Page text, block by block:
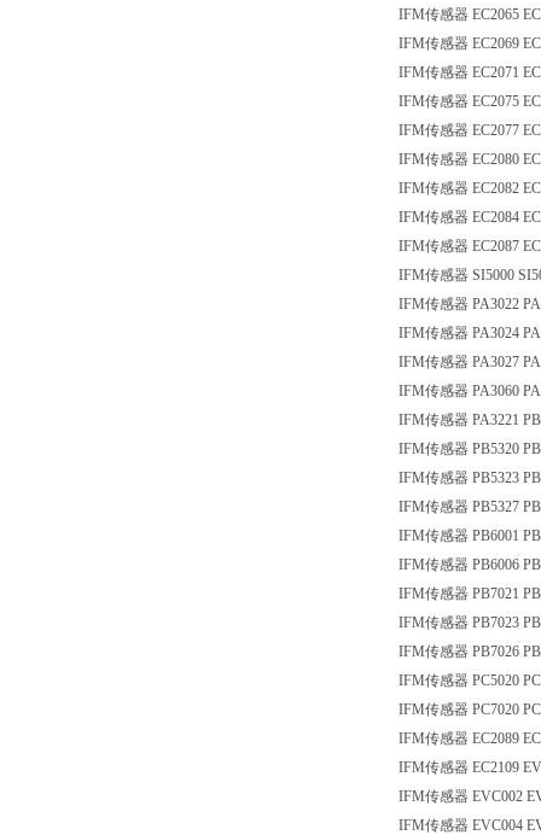
IFM传感器 EC2065
IFM传感器 EC2069
IFM传感器 EC2071
IFM传感器 EC2075
IFM传感器 EC2077
IFM传感器 EC2080
IFM传感器 EC2082
IFM传感器 EC2084
IFM传感器 EC2087
IFM传感器 SI5000
IFM传感器 PA3022
IFM传感器 PA3024
IFM传感器 PA3027
IFM传感器 PA3060
IFM传感器 PA3221
IFM传感器 PB5320
IFM传感器 PB5323
IFM传感器 PB5327
IFM传感器 PB6001
IFM传感器 PB6006
IFM传感器 PB7021
IFM传感器 PB7023
IFM传感器 PB7026
IFM传感器 PC5020
IFM传感器 PC7020
IFM传感器 EC2089
IFM传感器 EC2109
IFM传感器 EVC002
IFM传感器 EVC004